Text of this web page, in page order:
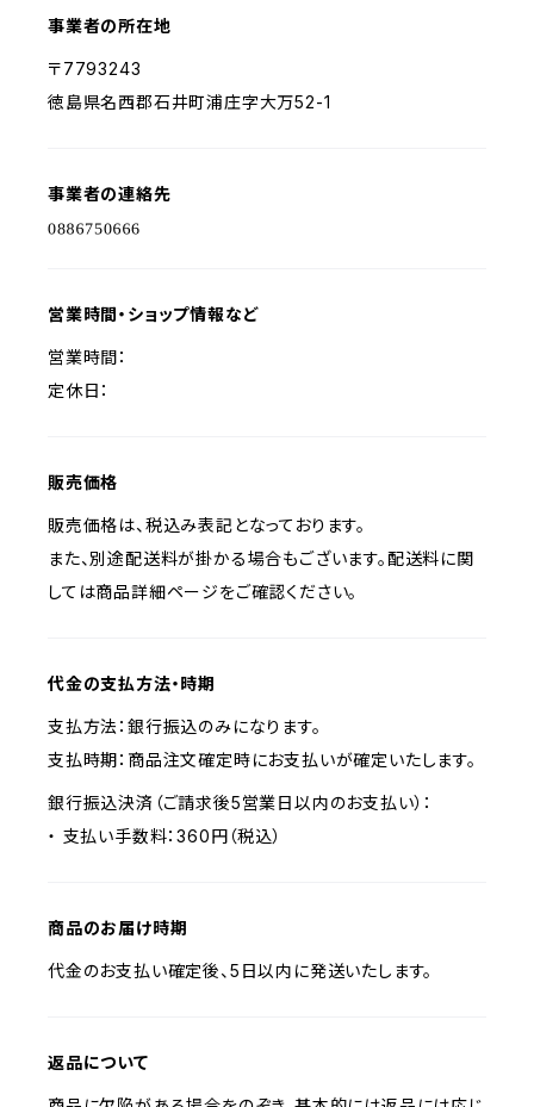
事業者の所在地
〒7793243
徳島県名西郡石井町浦庄字大万52-1
事業者の連絡先
営業時間・ショップ情報など
営業時間：
定休日：
販売価格
販売価格は、税込み表記となっております。
また、別途配送料が掛かる場合もございます。配送料に関
しては商品詳細ページをご確認ください。
代金の支払方法・時期
支払方法：銀行振込のみになります。
支払時期：商品注文確定時にお支払いが確定いたします。
銀行振込決済（ご請求後5営業日以内のお支払い）：
・ 支払い手数料：360円（税込）
商品のお届け時期
代金のお支払い確定後、5日以内に発送いたします。
返品について